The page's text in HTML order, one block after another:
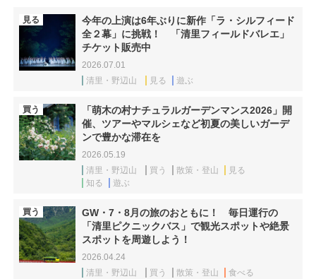
見る
今年の上演は6年ぶりに新作「ラ・シルフィード
全２幕」に挑戦！ 「清里フィールドバレエ」
チケット販売中
2026.07.01
清里・野辺山
見る 遊ぶ
買う
「萌木の村ナチュラルガーデンマンス2026」開
催、ツアーやマルシェなど初夏の美しいガーデ
ンで豊かな滞在を
2026.05.19
清里・野辺山
買う 散策・登山
見る
知る
遊ぶ
買う
GW・7・8月の旅のおともに！ 毎日運行の
「清里ピクニックバス」で観光スポットや絶景
スポットを周遊しよう！
2026.04.24
清里・野辺山
買う 散策・登山
食べる